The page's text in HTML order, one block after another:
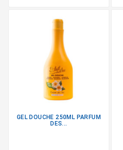
GEL DOUCHE 250ML PARFUM
DES...